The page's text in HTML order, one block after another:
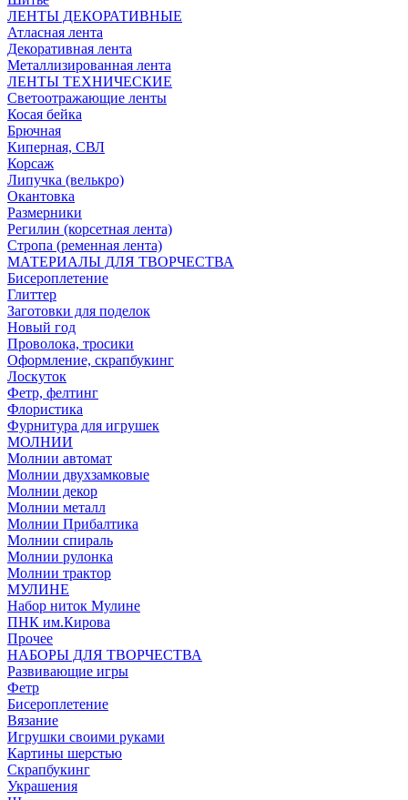
ЛЕНТЫ ДЕКОРАТИВНЫЕ
Атласная лента
Декоративная лента
Металлизированная лента
ЛЕНТЫ ТЕХНИЧЕСКИЕ
Светоотражающие ленты
Косая бейка
Брючная
Киперная, СВЛ
Корсаж
Липучка (велькро)
Окантовка
Размерники
Регилин (корсетная лента)
Стропа (ременная лента)
МАТЕРИАЛЫ ДЛЯ ТВОРЧЕСТВА
Бисероплетение
Глиттер
Заготовки для поделок
Новый год
Проволока, тросики
Оформление, скрапбукинг
Лоскуток
Фетр, фелтинг
Флористика
Фурнитура для игрушек
МОЛНИИ
Молнии автомат
Молнии двухзамковые
Молнии декор
Молнии металл
Молнии Прибалтика
Молнии спираль
Молнии рулонка
Молнии трактор
МУЛИНЕ
Набор ниток Мулине
ПНК им.Кирова
Прочее
НАБОРЫ ДЛЯ ТВОРЧЕСТВА
Развивающие игры
Фетр
Бисероплетение
Вязание
Игрушки своими руками
Картины шерстью
Скрапбукинг
Украшения